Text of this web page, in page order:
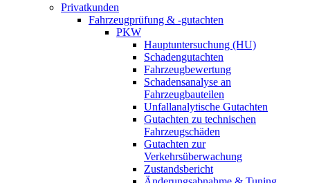
Privatkunden
Fahrzeugprüfung & -gutachten
PKW
Hauptuntersuchung (HU)
Schadengutachten
Fahrzeugbewertung
Schadensanalyse an
Fahrzeugbauteilen
Unfallanalytische Gutachten
Gutachten zu technischen
Fahrzeugschäden
Gutachten zur
Verkehrsüberwachung
Zustandsbericht